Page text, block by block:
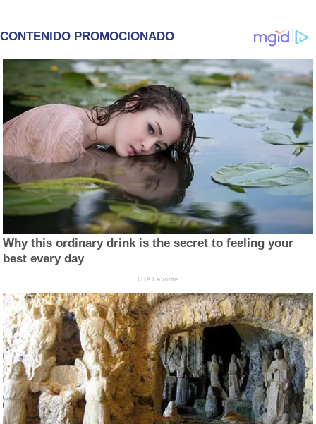
CONTENIDO PROMOCIONADO
Why this ordinary drink is the secret to feeling your
best every day
CTA Favorite